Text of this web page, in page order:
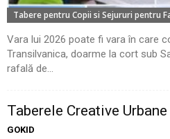
Tabere pentru Copii si Sejururi pentru
Vara lui 2026 poate fi vara în care
Transilvanica, doarme la cort sub
rafală de...
Taberele Creative
GOKID